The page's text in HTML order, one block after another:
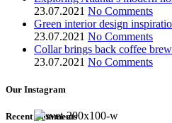
23.07.2021 No Comments
Green interior design
23.07.2021 No Comments
Collar brings back coffee
23.07.2021 No Comments
Our Instagram
Recent Comments